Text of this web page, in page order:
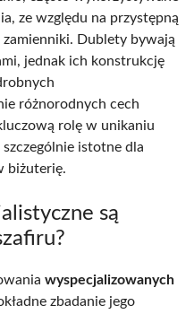
ze względu na przystępną
zamienniki. Dublety bywają
jednak ich konstrukcję
różnorodnych cech
rolę w unikaniu
istotne dla
biżuterię.
są
wyspecjalizowanych
zbadanie jego